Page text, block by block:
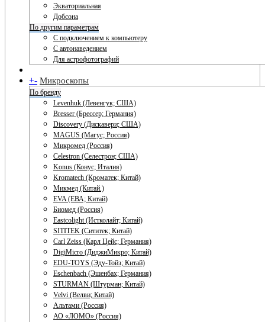
Экваториальная
Добсона
По другим параметрам
С подключением к компьютеру
С автонаведением
Для астрофотографий
+- Микроскопы
По бренду
Levenhuk (Левенгук; США)
Bresser (Брессер; Германия)
Discovery (Дискавери; США)
MAGUS (Магус; Россия)
Микромед (Россия)
Celestron (Селестрон; США)
Konus (Конус; Италия)
Kromatech (Кроматек; Китай)
Микмед (Китай.)
EVA (ЕВА; Китай)
Биомед (Россия)
Eastcolight (Истколайт; Китай)
SITITEK (Сититек; Китай)
Carl Zeiss (Карл Цейс; Германия)
DigiMicro (ДиджиМикро; Китай)
EDU-TOYS (Эду-Тойз; Китай)
Eschenbach (Эшенбах; Германия)
STURMAN (Штурман; Китай)
Velvi (Велви; Китай)
Альтами (Россия)
АО «ЛОМО» (Россия)